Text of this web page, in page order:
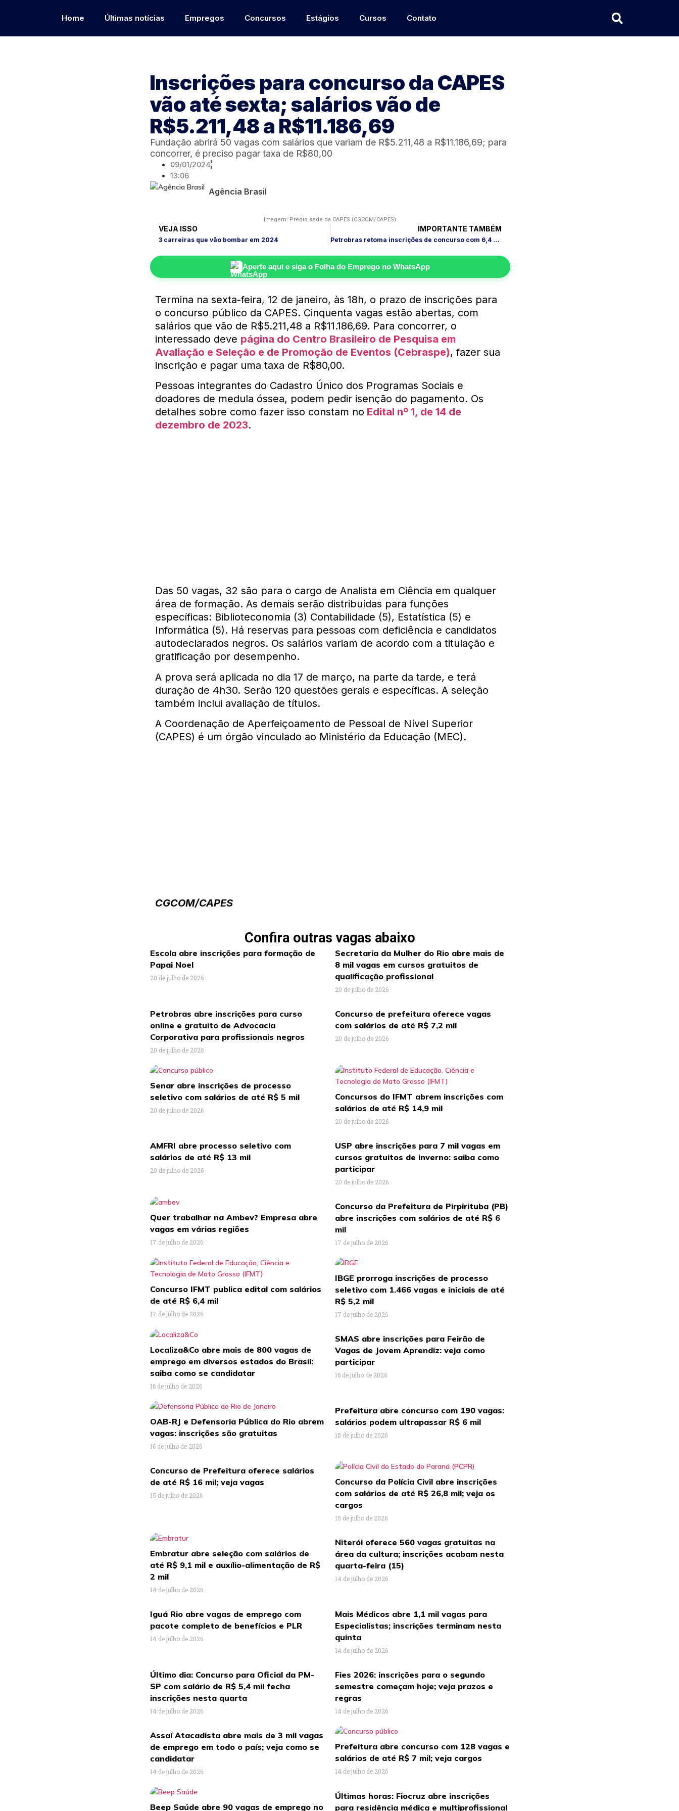
Home Últimas notícias Empregos Concursos Estágios Cursos Contato
Inscrições para concurso da CAPES
vão até sexta; salários vão de
R$5.211,48 a R$11.186,69
Fundação abrirá 50 vagas com salários que variam de R$5.211,48 a R$11.186,69; para
concorrer, é preciso pagar taxa de R$80,00
09/01/2024
13:06
Agência Brasil
Imagem: Prédio sede da CAPES (CGCOM/CAPES)
VEJA ISSO
3 carreiras que vão bombar em 2024
IMPORTANTE TAMBÉM
Petrobras retoma inscrições de concurso com 6,4 mil vagas
Aperte aqui e siga o Folha do Empregono WhatsApp
Termina na sexta-feira, 12 de janeiro, às 18h, o prazo de inscrições para
o concurso público da CAPES. Cinquenta vagas estão abertas, com
salários que vão de R$5.211,48 a R$11.186,69. Para concorrer, o
interessado deve página do Centro Brasileiro de Pesquisa em
Avaliação e Seleção e de Promoção de Eventos (Cebraspe), fazer sua
inscrição e pagar uma taxa de R$80,00.
Pessoas integrantes do Cadastro Único dos Programas Sociais e
doadores de medula óssea, podem pedir isenção do pagamento. Os
detalhes sobre como fazer isso constam no Edital nº 1, de 14 de
dezembro de 2023.
Das 50 vagas, 32 são para o cargo de Analista em Ciência em qualquer
área de formação. As demais serão distribuídas para funções
específicas: Biblioteconomia (3) Contabilidade (5), Estatística (5) e
Informática (5). Há reservas para pessoas com deficiência e candidatos
autodeclarados negros. Os salários variam de acordo com a titulação e
gratificação por desempenho.
A prova será aplicada no dia 17 de março, na parte da tarde, e terá
duração de 4h30. Serão 120 questões gerais e específicas. A seleção
também inclui avaliação de títulos.
A Coordenação de Aperfeiçoamento de Pessoal de Nível Superior
(CAPES) é um órgão vinculado ao Ministério da Educação (MEC).
CGCOM/CAPES
Confira outras vagas abaixo
Escola abre inscrições para formação de
Papai Noel
20 de julho de 2026
Secretaria da Mulher do Rio abre mais de
8 mil vagas em cursos gratuitos de
qualificação profissional
20 de julho de 2026
Petrobras abre inscrições para curso
online e gratuito de Advocacia
Corporativa para profissionais negros
20 de julho de 2026
Concurso de prefeitura oferece vagas
com salários de até R$ 7,2 mil
20 de julho de 2026
Senar abre inscrições de processo
seletivo com salários de até R$ 5 mil
20 de julho de 2026
Concursos do IFMT abrem inscrições com
salários de até R$ 14,9 mil
20 de julho de 2026
AMFRI abre processo seletivo com
salários de até R$ 13 mil
20 de julho de 2026
USP abre inscrições para 7 mil vagas em
cursos gratuitos de inverno: saiba como
participar
20 de julho de 2026
Quer trabalhar na Ambev? Empresa abre
vagas em várias regiões
17 de julho de 2026
Concurso da Prefeitura de Pirpirituba (PB)
abre inscrições com salários de até R$ 6
mil
17 de julho de 2026
Concurso IFMT publica edital com salários
de até R$ 6,4 mil
17 de julho de 2026
IBGE prorroga inscrições de processo
seletivo com 1.466 vagas e iniciais de até
R$ 5,2 mil
17 de julho de 2026
Localiza&Co abre mais de 800 vagas de
emprego em diversos estados do Brasil:
saiba como se candidatar
16 de julho de 2026
SMAS abre inscrições para Feirão de
Vagas de Jovem Aprendiz: veja como
participar
16 de julho de 2026
OAB-RJ e Defensoria Pública do Rio abrem
vagas: inscrições são gratuitas
16 de julho de 2026
Prefeitura abre concurso com 190 vagas:
salários podem ultrapassar R$ 6 mil
15 de julho de 2026
Concurso de Prefeitura oferece salários
de até R$ 16 mil; veja vagas
15 de julho de 2026
Concurso da Polícia Civil abre inscrições
com salários de até R$ 26,8 mil; veja os
cargos
15 de julho de 2026
Embratur abre seleção com salários de
até R$ 9,1 mil e auxílio-alimentação de R$
2 mil
14 de julho de 2026
Niterói oferece 560 vagas gratuitas na
área da cultura; inscrições acabam nesta
quarta-feira (15)
14 de julho de 2026
Iguá Rio abre vagas de emprego com
pacote completo de benefícios e PLR
14 de julho de 2026
Mais Médicos abre 1,1 mil vagas para
Especialistas; inscrições terminam nesta
quinta
14 de julho de 2026
Último dia: Concurso para Oficial da PM-
SP com salário de R$ 5,4 mil fecha
inscrições nesta quarta
14 de julho de 2026
Fies 2026: inscrições para o segundo
semestre começam hoje; veja prazos e
regras
14 de julho de 2026
Assaí Atacadista abre mais de 3 mil vagas
de emprego em todo o país; veja como se
candidatar
14 de julho de 2026
Prefeitura abre concurso com 128 vagas e
salários de até R$ 7 mil; veja cargos
14 de julho de 2026
Beep Saúde abre 90 vagas de emprego no
Últimas horas: Fiocruz abre inscrições
para residência médica e multiprofissional